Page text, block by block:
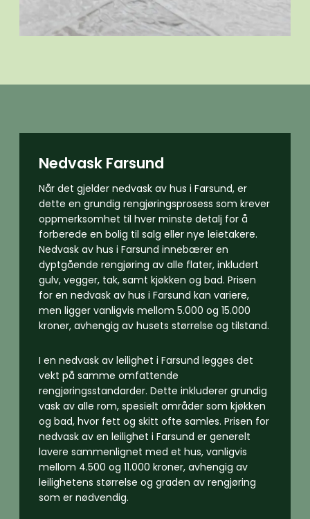
Nedvask Farsund
Når det gjelder nedvask av hus i Farsund, er
dette en grundig rengjøringsprosess som krever
oppmerksomhet til hver minste detalj for å
forberede en bolig til salg eller nye leietakere.
Nedvask av hus i Farsund innebærer en
dyptgående rengjøring av alle flater, inkludert
gulv, vegger, tak, samt kjøkken og bad. Prisen
for en nedvask av hus i Farsund kan variere,
men ligger vanligvis mellom 5.000 og 15.000
kroner, avhengig av husets størrelse og tilstand.
I en nedvask av leilighet i Farsund legges det
vekt på samme omfattende
rengjøringsstandarder. Dette inkluderer grundig
vask av alle rom, spesielt områder som kjøkken
og bad, hvor fett og skitt ofte samles. Prisen for
nedvask av en leilighet i Farsund er generelt
lavere sammenlignet med et hus, vanligvis
mellom 4.500 og 11.000 kroner, avhengig av
leilighetens størrelse og graden av rengjøring
som er nødvendig.